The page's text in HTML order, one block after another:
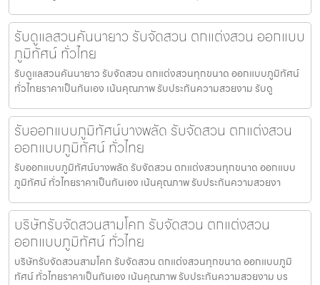
รับดูแลสวนคันนายาว รับจัดสวน ตกแต่งสวน ออกแบบ
ภูมิทัศน์ ทั่วไทย
รับดูแลสวนคันนายาว รับจัดสวน ตกแต่งสวนทุกขนาด ออกแบบภูมิทัศน์
ทั่วไทยราคาเป็นกันเอง เน้นคุณภาพ รับประกันความสวยงาม รับดู
รับออกแบบภูมิทัศน์บางพลัด รับจัดสวน ตกแต่งสวน
ออกแบบภูมิทัศน์ ทั่วไทย
รับออกแบบภูมิทัศน์บางพลัด รับจัดสวน ตกแต่งสวนทุกขนาด ออกแบบ
ภูมิทัศน์ ทั่วไทยราคาเป็นกันเอง เน้นคุณภาพ รับประกันความสวยงา
บริษัทรับจัดสวนสามโคก รับจัดสวน ตกแต่งสวน
ออกแบบภูมิทัศน์ ทั่วไทย
บริษัทรับจัดสวนสามโคก รับจัดสวน ตกแต่งสวนทุกขนาด ออกแบบภูมิ
ทัศน์ ทั่วไทยราคาเป็นกันเอง เน้นคุณภาพ รับประกันความสวยงาม บร